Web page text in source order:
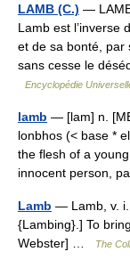
LAMB (C.) —
Lamb est l’inverse
et de sa bonté, par
sans cesse le
Encyclopédie
lamb — [lam] n.
lonbhos (< base *
the flesh of a
innocent person,
Lamb — Lamb, v. i.
{Lambing}.] To
Webster] …
The